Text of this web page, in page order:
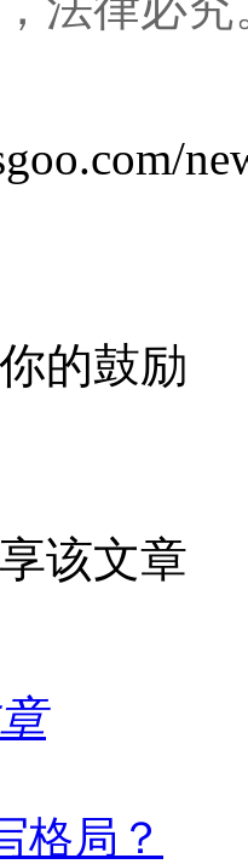
的鼓励
该文章
格局？